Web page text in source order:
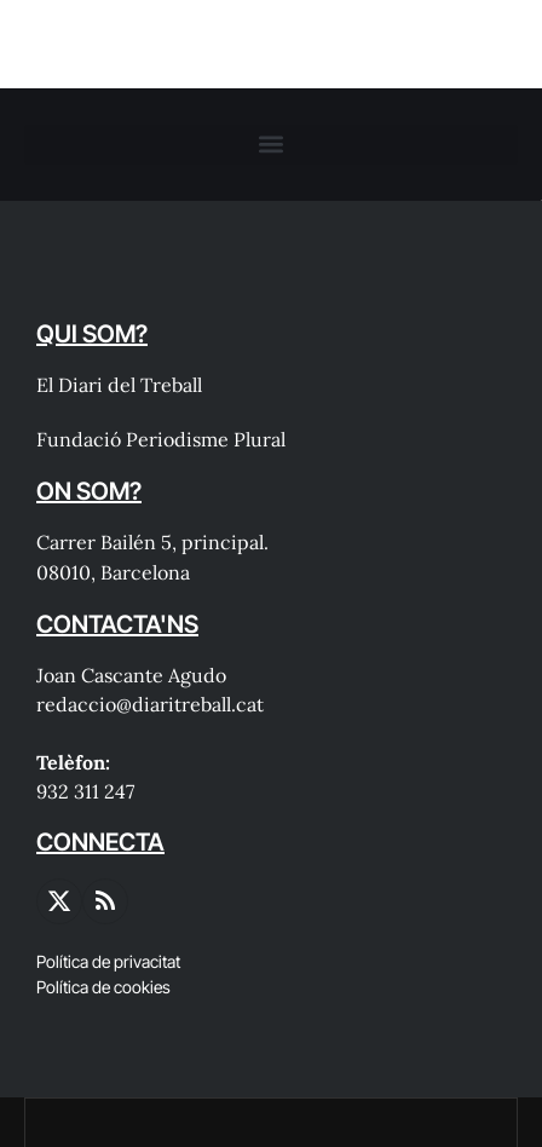
QUI SOM?
El Diari del Treball
Fundació Periodisme Plural
ON SOM?
Carrer Bailén 5, principal.
08010, Barcelona
CONTACTA'NS
Joan Cascante Agudo
redaccio@diaritreball.cat
Telèfon:
932 311 247
CONNECTA
X
RSS
Política de privacitat
Política de cookies